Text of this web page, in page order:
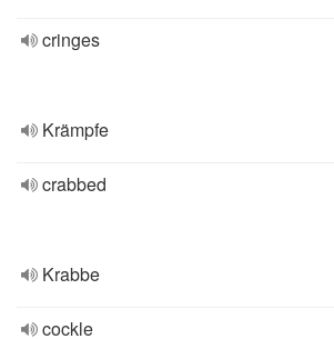
cringes
Krämpfe
crabbed
Krabbe
cockle